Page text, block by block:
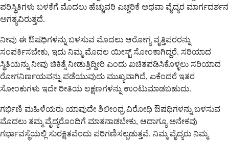
ಪರಿಸ್ಥಿತಿಗಳು ಬಳಕೆಗೆ ಮೊದಲು ಹೆಚ್ಚುವರಿ ಎಚ್ಚರಿಕೆ ಅಥವಾ ವೈದ್ಯರ ಮಾರ್ಗದರ್ಶನ
ಅಗತ್ಯವಿರುತ್ತದೆ.
ನೀವು ಈ ಔಷಧಿಗಳನ್ನು ಬಳಸುವ ಮೊದಲು ಆರೋಗ್ಯ ವೃತ್ತಿಪರರನ್ನು
ಸಂಪರ್ಕಿಸಬೇಕು, ಇದು ನಿಮ್ಮ ಮೊದಲ ಯೀಸ್ಟ್ ಸೋಂಕಾಗಿದ್ದರೆ. ಸರಿಯಾದ
ಸ್ಥಿತಿಯನ್ನು ನೀವು ಚಿಕಿತ್ಸೆ ನೀಡುತ್ತಿದ್ದೀರಿ ಎಂದು ಖಚಿತಪಡಿಸಿಕೊಳ್ಳಲು ಸರಿಯಾದ
ರೋಗನಿರ್ಣಯವನ್ನು ಪಡೆಯುವುದು ಮುಖ್ಯವಾಗಿದೆ, ಏಕೆಂದರೆ ಇತರ
ಸೋಂಕುಗಳು ಇದೇ ರೀತಿಯ ಲಕ್ಷಣಗಳನ್ನು ಉಂಟುಮಾಡಬಹುದು.
ಗರ್ಭಿಣಿ ಮಹಿಳೆಯರು ಯಾವುದೇ ಶಿಲೀಂಧ್ರ ವಿರೋಧಿ ಔಷಧಿಗಳನ್ನು ಬಳಸುವ
ಮೊದಲು ತಮ್ಮ ವೈದ್ಯರೊಂದಿಗೆ ಮಾತನಾಡಬೇಕು, ಆದಾಗ್ಯೂ ಅನೇಕವು
ಗರ್ಭಾವಸ್ಥೆಯಲ್ಲಿ ಸುರಕ್ಷಿತವೆಂದು ಪರಿಗಣಿಸಲ್ಪಡುತ್ತವೆ. ನಿಮ್ಮ ವೈದ್ಯರು ನಿಮ್ಮ